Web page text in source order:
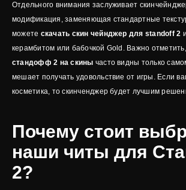
Отдельного внимания заслуживает
модификация, заменяющая стандартные
можете скачать скин чейнджер для standoff 2
керамбитом или бабочкой Gold. Важно
стандофф 2 на скины часто видны только
мешает получать удовольствие от игры. Если
косметика, то скинченджер будет лучшим
Почему стоит
наши читы для
2?